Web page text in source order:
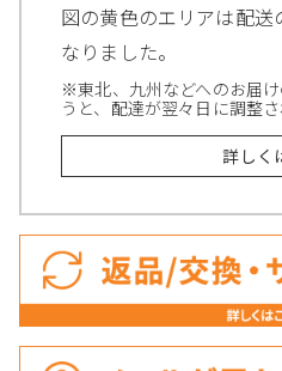
図の黄色のエリアは配
なりました。
※東北、九州などへのお届
うと、配達が翌々日に調整
詳しく